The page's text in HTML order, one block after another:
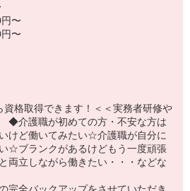
〜
〜
格取得できます！＜＜実務者研修や
◆介護職が初めての方・不安な方は
けど働いてみたい☆介護職が自分に
☆ブランクがあるけどもう一度頑張
両立しながら働きたい・・・などな